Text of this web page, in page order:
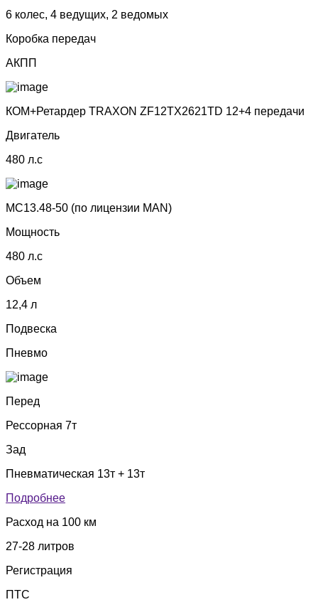
6 колес, 4 ведущих, 2 ведомых
Коробка передач
АКПП
КОМ+Ретардер TRAXON ZF12TX2621TD 12+4 передачи
Двигатель
480 л.с
MC13.48-50 (по лицензии МАN)
Мощность
480 л.с
Объем
12,4 л
Подвеска
Пневмо
Перед
Рессорная 7т
Зад
Пневматическая 13т + 13т
Подробнее
Расход на 100 км
27-28 литров
Регистрация
ПТС